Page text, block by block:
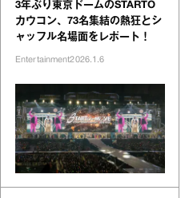
3年ぶり東京ドームのSTARTO
カウコン、73名集結の熱狂とシ
ャッフル名場面をレポート！
Entertainment2026.1.6